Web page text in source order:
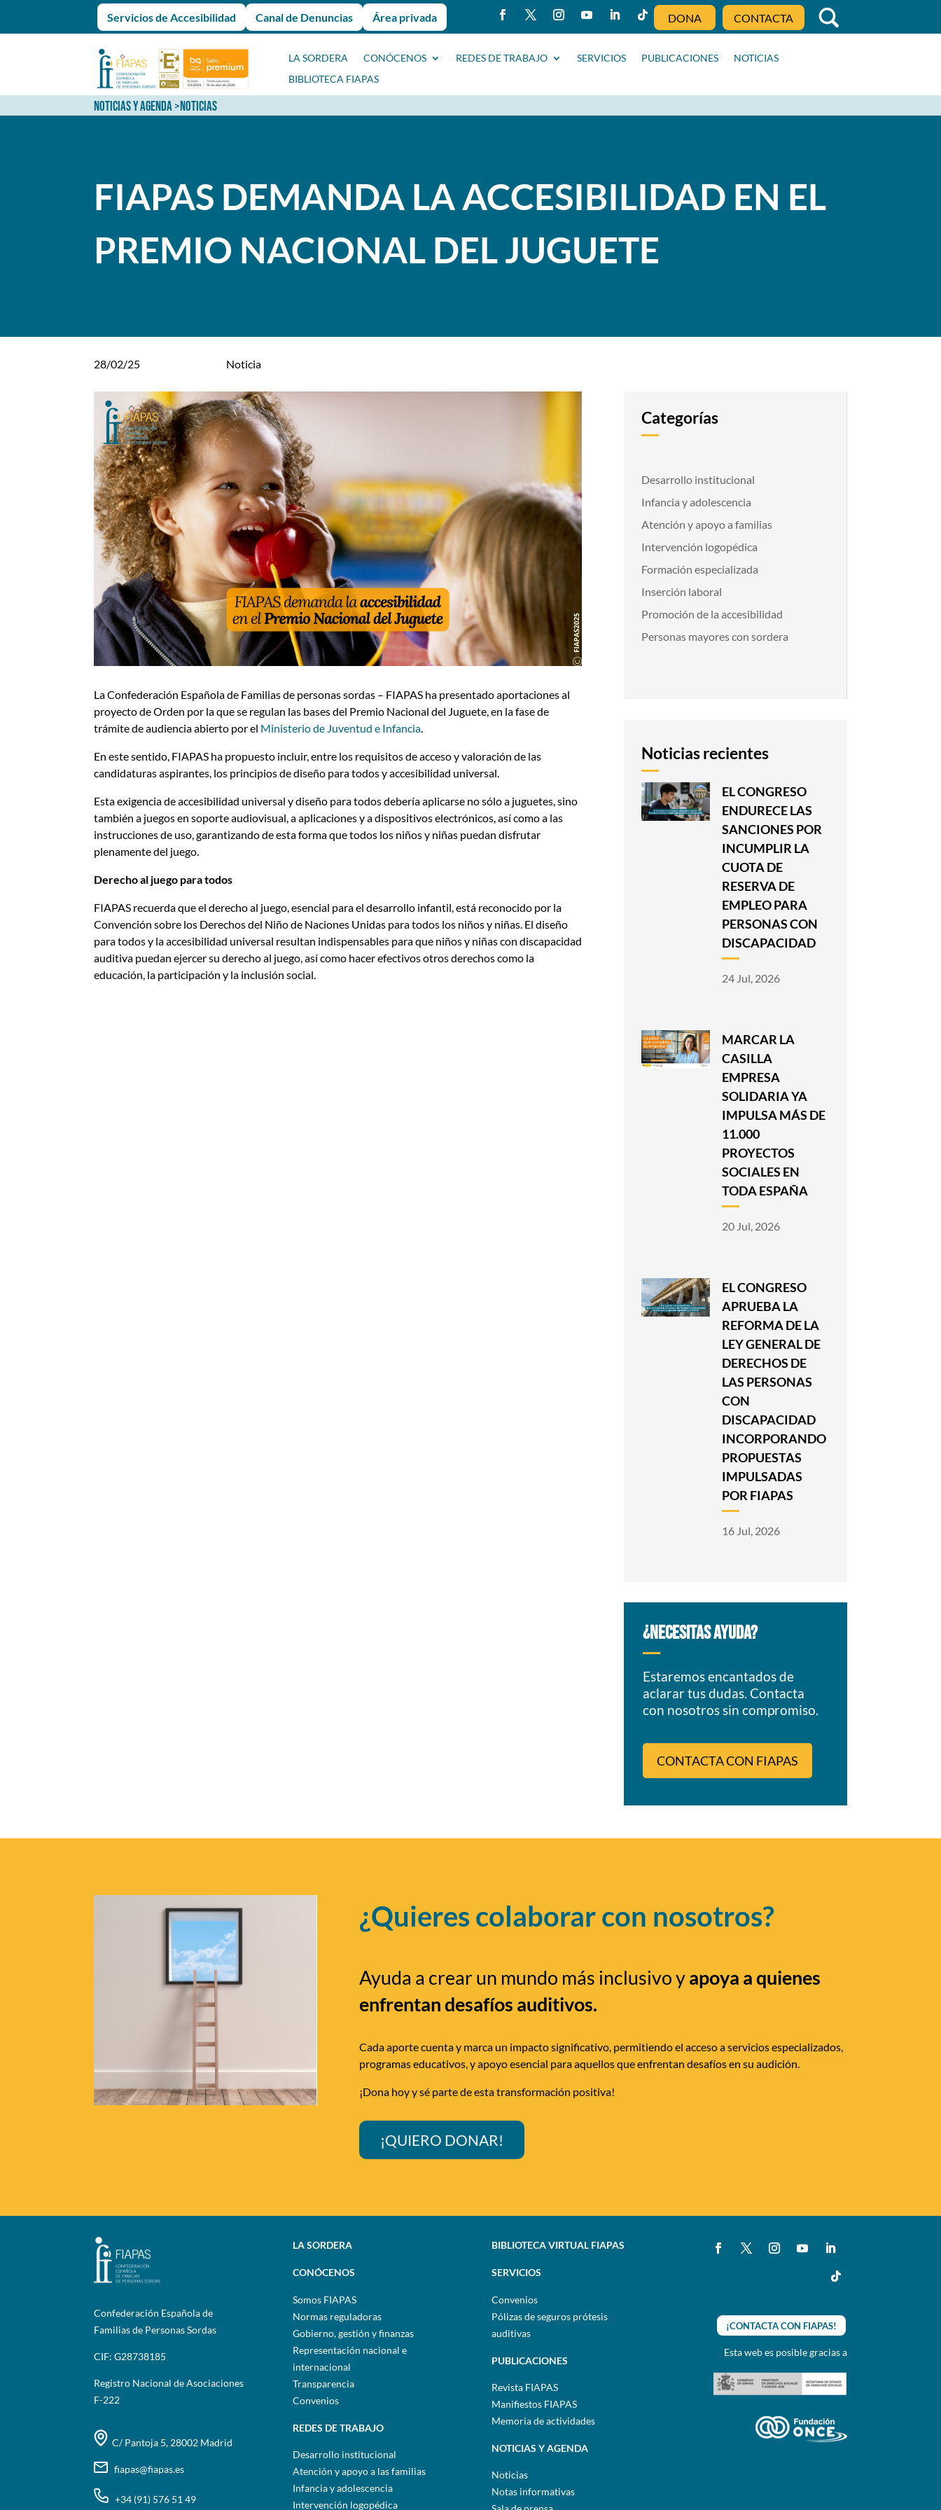
Servicios de Accesibilidad Canal de Denuncias Área privada DONA CONTACTA
LA SORDERA CONÓCENOS REDES DE TRABAJO SERVICIOS PUBLICACIONES
NOTICIAS
BIBLIOTECA FIAPAS
NOTICIAS Y AGENDA>NOTICIAS
FIAPAS DEMANDA LA ACCESIBILIDAD EN EL
PREMIO NACIONAL DEL JUGUETE
28/02/25 Noticia
La Confederación Española de Familias de personas sordas – FIAPAS ha presentado aportaciones al
proyecto de Orden por la que se regulan las bases del Premio Nacional del Juguete, en la fase de
trámite de audiencia abierto por el Ministerio de Juventud e Infancia.
En este sentido, FIAPAS ha propuesto incluir, entre los requisitos de acceso y valoración de las
candidaturas aspirantes, los principios de diseño para todos y accesibilidad universal.
Esta exigencia de accesibilidad universal y diseño para todos debería aplicarse no sólo a juguetes, sino
también a juegos en soporte audiovisual, a aplicaciones y a dispositivos electrónicos, así como a las
instrucciones de uso, garantizando de esta forma que todos los niños y niñas puedan disfrutar
plenamente del juego.
Derecho al juego para todos
FIAPAS recuerda que el derecho al juego, esencial para el desarrollo infantil, está reconocido por la
Convención sobre los Derechos del Niño de Naciones Unidas para todos los niños y niñas. El diseño
para todos y la accesibilidad universal resultan indispensables para que niños y niñas con discapacidad
auditiva puedan ejercer su derecho al juego, así como hacer efectivos otros derechos como la
educación, la participación y la inclusión social.
Categorías
Desarrollo institucional
Infancia y adolescencia
Atención y apoyo a familias
Intervención logopédica
Formación especializada
Inserción laboral
Promoción de la accesibilidad
Personas mayores con sordera
EL CONGRESO
ENDURECE LAS
SANCIONES POR
INCUMPLIR LA
CUOTA DE
RESERVA DE
EMPLEO PARA
PERSONAS CON
DISCAPACIDAD
24 Jul, 2026
MARCAR LA
CASILLA
EMPRESA
SOLIDARIA YA
IMPULSA MÁS DE
11.000
PROYECTOS
SOCIALES EN
TODA ESPAÑA
20 Jul, 2026
EL CONGRESO
APRUEBA LA
REFORMA DE LA
LEY GENERAL DE
DERECHOS DE
LAS PERSONAS
CON
DISCAPACIDAD
INCORPORANDO
PROPUESTAS
IMPULSADAS
POR FIAPAS
16 Jul, 2026
Noticias recientes
¿NECESITAS AYUDA?
Estaremos encantados de
aclarar tus dudas. Contacta
con nosotros sin compromiso.
CONTACTA CON FIAPAS
¿Quieres colaborar con nosotros?
Ayuda a crear un mundo más inclusivo yapoya a quienes
enfrentan desafíos auditivos.
Cada aporte cuenta y marca un impacto significativo, permitiendo el acceso a servicios especializados,
programas educativos, y apoyo esencial para aquellos que enfrentan desafíos en su audición.
¡Dona hoy y sé parte de esta transformación positiva!
¡QUIERO DONAR!
Confederación Española de
Familias de Personas Sordas
CIF: G28738185
Registro Nacional de Asociaciones
F-222
C/ Pantoja 5, 28002 Madrid
fiapas@fiapas.es
+34 (91) 576 51 49
LA SORDERA
CONÓCENOS
Somos FIAPAS
Normas reguladoras
Gobierno, gestión y finanzas
Representación nacional e
internacional
Transparencia
Convenios
REDES DE TRABAJO
Desarrollo institucional
Atención y apoyo a las familias
Infancia y adolescencia
Intervención logopédica
BIBLIOTECA VIRTUAL FIAPAS
SERVICIOS
Convenios
Pólizas de seguros prótesis
auditivas
PUBLICACIONES
Revista FIAPAS
Manifiestos FIAPAS
Memoria de actividades
NOTICIAS Y AGENDA
Noticias
Notas informativas
¡CONTACTA CON FIAPAS!
Esta web es posible gracias a